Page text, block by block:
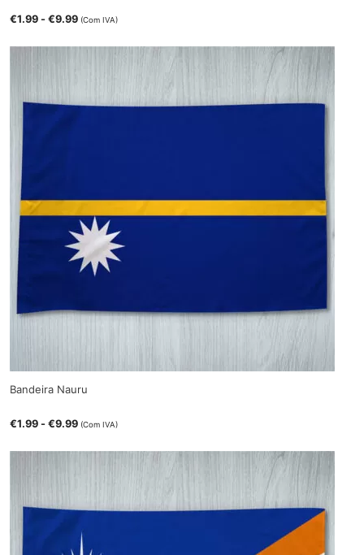
€1.99 -€9.99 (Com IVA)
Bandeira Nauru
€1.99 -€9.99 (Com IVA)